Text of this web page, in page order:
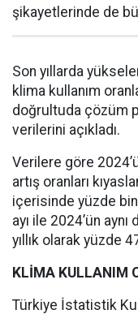
şikayetlerinde de
Son yıllarda
klima kullanım
doğrultuda çözüm
verilerini açıkladı.
Verilere göre
artış oranları
içerisinde yüzde
ayı ile 2024’ün
yıllık olarak yüzde
KLİMA KULLANIM
Türkiye İstatistik